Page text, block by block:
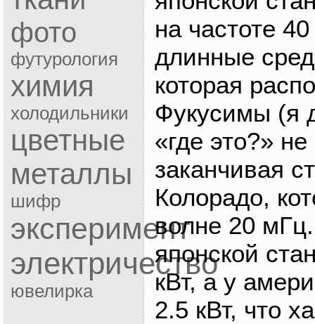
фото
футурология
химия
холодильники
цветные
металлы
шифр
эксперимент
электричество
ювелирка
на частоте
длинные
которая
Фукусимы (я
«где это?»
заканчивая
Колорадо,
волне 20
японской
кВт, а у
2.5 кВт, что